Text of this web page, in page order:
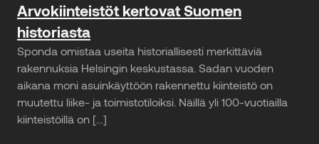
Arvokiinteistöt kertovat Suomen
historiasta
Sponda omistaa useita historiallisesti merkittäviä
rakennuksia Helsingin keskustassa. Sadan vuoden
aikana moni asuinkäyttöön rakennettu kiinteistö on
muutettu liike- ja toimistotiloiksi. Näillä yli 100-vuotiailla
kiinteistöillä on […]